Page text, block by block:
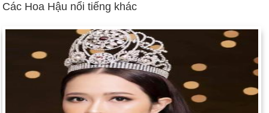
Các Hoa Hậu nổi tiếng khác